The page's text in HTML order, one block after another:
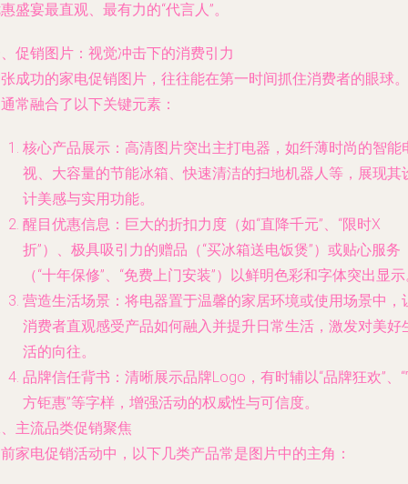
盛宴最直观、最有力的“代言人”。
促销图片：视觉冲击下的消费引力
成功的家电促销图片，往往能在第一时间抓住消费者的眼球。
常融合了以下关键元素：
核心产品展示：高清图片突出主打电器，如纤薄时尚的智能
视、大容量的节能冰箱、快速清洁的扫地机器人等，展现其
计美感与实用功能。
醒目优惠信息：巨大的折扣力度（如“直降千元”、“限时X
折”）、极具吸引力的赠品（“买冰箱送电饭煲”）或贴心服务
（“十年保修”、“免费上门安装”）以鲜明色彩和字体突出显
营造生活场景：将电器置于温馨的家居环境或使用场景中，
消费者直观感受产品如何融入并提升日常生活，激发对美好
活的向往。
品牌信任背书：清晰展示品牌Logo，有时辅以“品牌狂欢”、
方钜惠”等字样，增强活动的权威性与可信度。
主流品类促销聚焦
家电促销活动中，以下几类产品常是图片中的主角：